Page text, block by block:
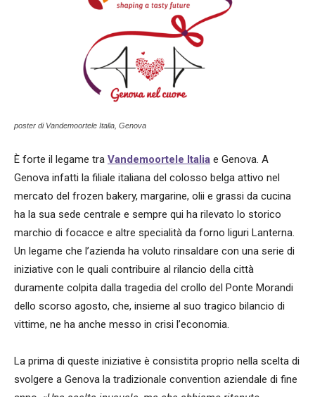
poster di Vandemoortele Italia, Genova
È forte il legame tra Vandemoortele Italia e Genova. A
Genova infatti la filiale italiana del colosso belga attivo nel
mercato del frozen bakery, margarine, olii e grassi da cucina
ha la sua sede centrale e sempre qui ha rilevato lo storico
marchio di focacce e altre specialità da forno liguri Lanterna.
Un legame che l’azienda ha voluto rinsaldare con una serie di
iniziative con le quali contribuire al rilancio della città
duramente colpita dalla tragedia del crollo del Ponte Morandi
dello scorso agosto, che, insieme al suo tragico bilancio di
vittime, ne ha anche messo in crisi l’economia.
La prima di queste iniziative è consistita proprio nella scelta di
svolgere a Genova la tradizionale convention aziendale di fine